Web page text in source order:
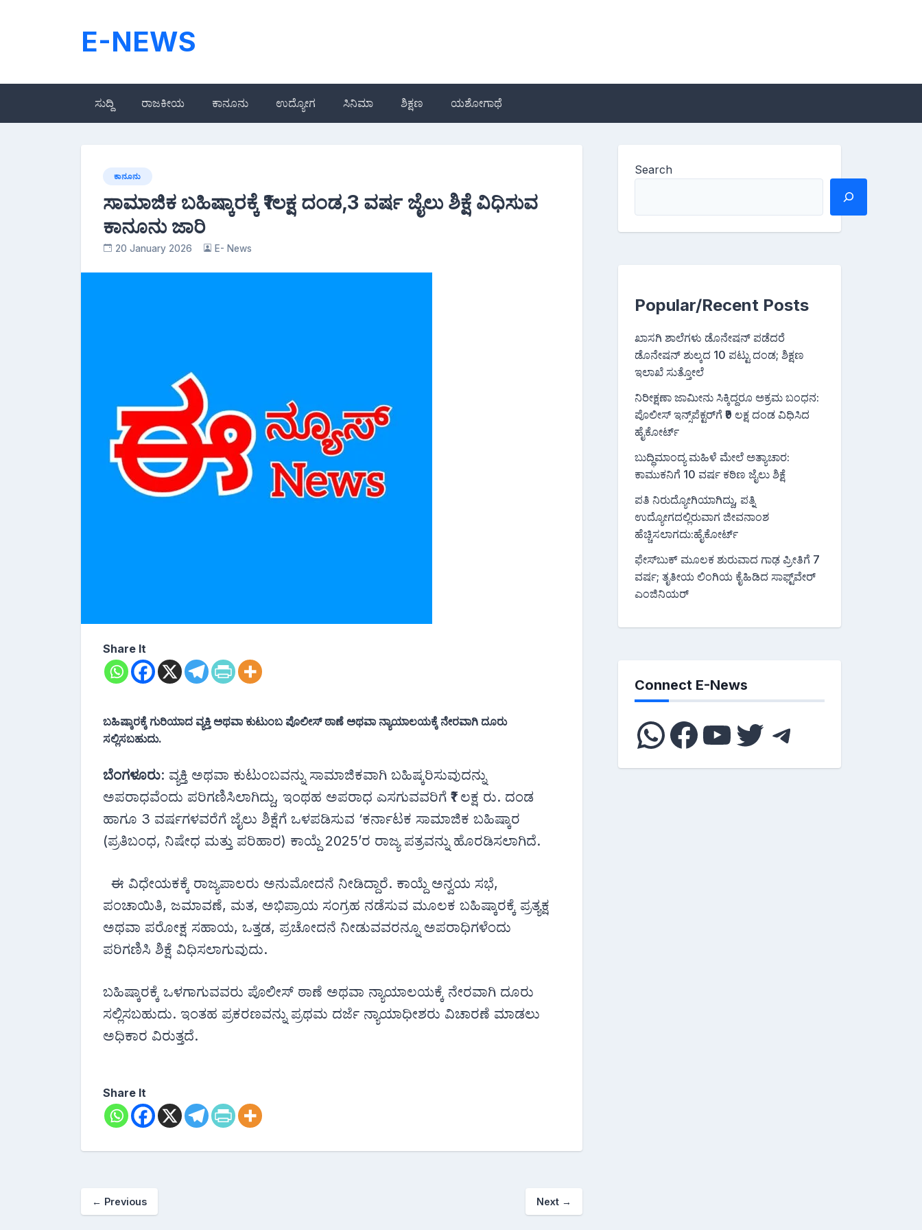
E-NEWS
ಸುದ್ದಿ ರಾಜಕೀಯ ಕಾನೂನು ಉದ್ಯೋಗ ಸಿನಿಮಾ ಶಿಕ್ಷಣ ಯಶೋಗಾಥೆ
ಕಾನೂನು
ಸಾಮಾಜಿಕ ಬಹಿಷ್ಕಾರಕ್ಕೆ ₹1ಲಕ್ಷ ದಂಡ,3 ವರ್ಷ ಜೈಲು ಶಿಕ್ಷೆ ವಿಧಿಸುವ
ಕಾನೂನು ಜಾರಿ
20 January 2026 E- News
Share It
ಬಹಿಷ್ಕಾರಕ್ಕೆ ಗುರಿಯಾದ ವ್ಯಕ್ತಿ ಅಥವಾ ಕುಟುಂಬ ಪೊಲೀಸ್ ಠಾಣೆ ಅಥವಾ ನ್ಯಾಯಾಲಯಕ್ಕೆ ನೇರವಾಗಿ ದೂರು
ಸಲ್ಲಿಸಬಹುದು.
ಬೆಂಗಳೂರು: ವ್ಯಕ್ತಿ ಅಥವಾ ಕುಟುಂಬವನ್ನು ಸಾಮಾಜಿಕವಾಗಿ ಬಹಿಷ್ಕರಿಸುವುದನ್ನು
ಅಪರಾಧವೆಂದು ಪರಿಗಣಿಸಿಲಾಗಿದ್ದು, ಇಂಥಹ ಅಪರಾಧ ಎಸಗುವವರಿಗೆ ₹1 ಲಕ್ಷ ರು. ದಂಡ
ಹಾಗೂ 3 ವರ್ಷಗಳವರೆಗೆ ಜೈಲು ಶಿಕ್ಷೆಗೆ ಒಳಪಡಿಸುವ ‘ಕರ್ನಾಟಕ ಸಾಮಾಜಿಕ ಬಹಿಷ್ಕಾರ
(ಪ್ರತಿಬಂಧ, ನಿಷೇಧ ಮತ್ತು ಪರಿಹಾರ) ಕಾಯ್ದೆ 2025’ರ ರಾಜ್ಯ ಪತ್ರವನ್ನು ಹೊರಡಿಸಲಾಗಿದೆ.
ಈ ವಿಧೇಯಕಕ್ಕೆ ರಾಜ್ಯಪಾಲರು ಅನುಮೋದನೆ ನೀಡಿದ್ದಾರೆ. ಕಾಯ್ದೆ ಅನ್ವಯ ಸಭೆ,
ಪಂಚಾಯಿತಿ, ಜಮಾವಣೆ, ಮತ, ಅಭಿಪ್ರಾಯ ಸಂಗ್ರಹ ನಡೆಸುವ ಮೂಲಕ ಬಹಿಷ್ಕಾರಕ್ಕೆ ಪ್ರತ್ಯಕ್ಷ
ಅಥವಾ ಪರೋಕ್ಷ ಸಹಾಯ, ಒತ್ತಡ, ಪ್ರಚೋದನೆ ನೀಡುವವರನ್ನೂ ಅಪರಾಧಿಗಳೆಂದು
ಪರಿಗಣಿಸಿ ಶಿಕ್ಷೆ ವಿಧಿಸಲಾಗುವುದು.
ಬಹಿಷ್ಕಾರಕ್ಕೆ ಒಳಗಾಗುವವರು ಪೊಲೀಸ್ ಠಾಣೆ ಅಥವಾ ನ್ಯಾಯಾಲಯಕ್ಕೆ ನೇರವಾಗಿ ದೂರು
ಸಲ್ಲಿಸಬಹುದು. ಇಂತಹ ಪ್ರಕರಣವನ್ನು ಪ್ರಥಮ ದರ್ಜೆ ನ್ಯಾಯಾಧೀಶರು ವಿಚಾರಣೆ ಮಾಡಲು
ಅಧಿಕಾರ ವಿರುತ್ತದೆ.
Share It
← Previous Next →
Search
Popular/Recent Posts
ಖಾಸಗಿ ಶಾಲೆಗಳು ಡೊನೇಷನ್ ಪಡೆದರೆ
ಡೊನೇಷನ್ ಶುಲ್ಕದ 10 ಪಟ್ಟು ದಂಡ; ಶಿಕ್ಷಣ
ಇಲಾಖೆ ಸುತ್ತೋಲೆ
ನಿರೀಕ್ಷಣಾ ಜಾಮೀನು ಸಿಕ್ಕಿದ್ದರೂ ಅಕ್ರಮ ಬಂಧನ:
ಪೊಲೀಸ್ ಇನ್ಸ್‌ಪೆಕ್ಟರ್‌ಗೆ ₹9 ಲಕ್ಷ ದಂಡ ವಿಧಿಸಿದ
ಹೈಕೋರ್ಟ್
ಬುದ್ಧಿಮಾಂದ್ಯ ಮಹಿಳೆ ಮೇಲೆ ಅತ್ಯಾಚಾರ:
ಕಾಮುಕನಿಗೆ 10 ವರ್ಷ ಕಠಿಣ ಜೈಲು ಶಿಕ್ಷೆ
ಪತಿ ನಿರುದ್ಯೋಗಿಯಾಗಿದ್ದು, ಪತ್ನಿ
ಉದ್ಯೋಗದಲ್ಲಿರುವಾಗ ಜೀವನಾಂಶ
ಹೆಚ್ಚಿಸಲಾಗದು:ಹೈಕೋರ್ಟ್
ಫೇಸ್‌ಬುಕ್‌ ಮೂಲಕ ಶುರುವಾದ ಗಾಢ ಪ್ರೀತಿಗೆ 7
ವರ್ಷ; ತೃತೀಯ ಲಿಂಗಿಯ ಕೈಹಿಡಿದ ಸಾಫ್ಟ್‌ವೇರ್
ಎಂಜಿನಿಯರ್
Connect E-News
WhatsApp
Facebook
YouTube
Twitter
Telegram